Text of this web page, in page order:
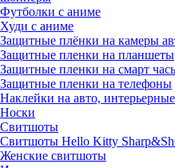
Футболки с аниме
Худи с аниме
Защитные плёнки на камеры
Защитные пленки на планшеты
Защитные пленки на смарт
Защитные пленки на телефоны
Наклейки на авто, интерьерные
Носки
Свитшоты
Cвитшоты Hello Kitty
Женские свитшоты